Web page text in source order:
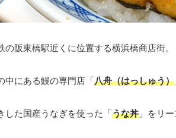
の阪東橋駅近くに位置する横浜橋商店街。
中にある鰻の専門店「八舟（はっしゅう）
した国産うなぎを使った「うな丼 」をリ